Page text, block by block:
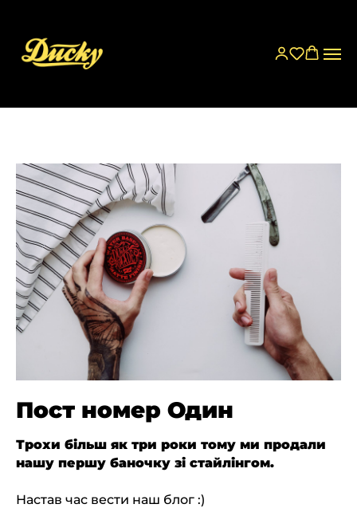
Пост номер Один
Трохи більш як три роки тому ми продали
нашу першу баночку зі стайлінгом.
Настав час вести наш блог :)